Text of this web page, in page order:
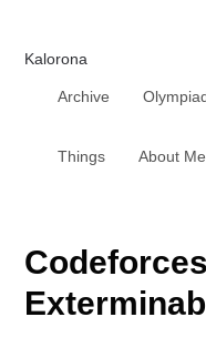
Kalorona
Archive
Things About Me